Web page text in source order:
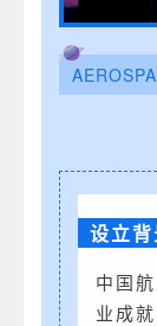
设立
中国
业成